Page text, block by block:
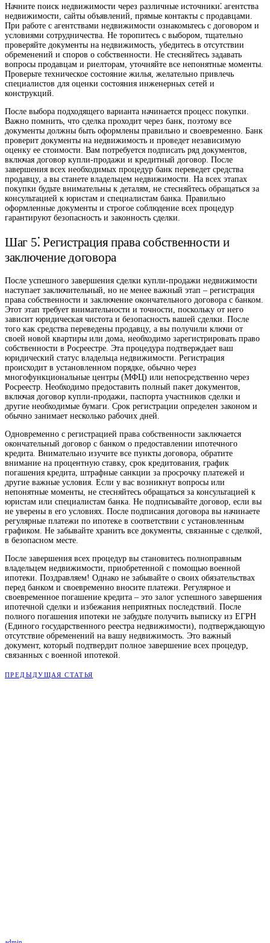
Начните поиск недвижимости через различные источники⁚ агентства
недвижимости, сайты объявлений, прямые контакты с продавцами.
При работе с агентствами недвижимости ознакомьтесь с договором и
условиями сотрудничества. Не торопитесь с выбором, тщательно
проверяйте документы на недвижимость, убедитесь в отсутствии
обременений и споров о собственности. Не стесняйтесь задавать
вопросы продавцам и риелторам, уточняйте все непонятные моменты.
Проверьте техническое состояние жилья, желательно привлечь
специалистов для оценки состояния инженерных сетей и
конструкций.
После выбора подходящего варианта начинается процесс покупки.
Важно помнить, что сделка проходит через банк, поэтому все
документы должны быть оформлены правильно и своевременно. Банк
проверит документы на недвижимость и проведет независимую
оценку ее стоимости. Вам потребуется подписать ряд документов,
включая договор купли-продажи и кредитный договор. После
завершения всех необходимых процедур банк переведет средства
продавцу, а вы станете владельцем недвижимости. На всех этапах
покупки будьте внимательны к деталям, не стесняйтесь обращаться за
консультацией к юристам и специалистам банка. Правильно
оформленные документы и строгое соблюдение всех процедур
гарантируют безопасность и законность сделки.
Шаг 5⁚ Регистрация права собственности и
заключение договора
После успешного завершения сделки купли-продажи недвижимости
наступает заключительный, но не менее важный этап – регистрация
права собственности и заключение окончательного договора с банком.
Этот этап требует внимательности и точности, поскольку от него
зависит юридическая чистота и безопасность вашей сделки. После
того как средства переведены продавцу, а вы получили ключи от
своей новой квартиры или дома, необходимо зарегистрировать право
собственности в Росреестре. Эта процедура подтверждает ваш
юридический статус владельца недвижимости. Регистрация
происходит в установленном порядке, обычно через
многофункциональные центры (МФЦ) или непосредственно через
Росреестр. Необходимо предоставить полный пакет документов,
включая договор купли-продажи, паспорта участников сделки и
другие необходимые бумаги. Срок регистрации определен законом и
обычно занимает несколько рабочих дней.
Одновременно с регистрацией права собственности заключается
окончательный договор с банком о предоставлении ипотечного
кредита. Внимательно изучите все пункты договора, обратите
внимание на процентную ставку, срок кредитования, график
погашения кредита, штрафные санкции за просрочку платежей и
другие важные условия. Если у вас возникнут вопросы или
непонятные моменты, не стесняйтесь обращаться за консультацией к
юристам или специалистам банка. Не подписывайте договор, если вы
не уверены в его условиях. После подписания договора вы начинаете
регулярные платежи по ипотеке в соответствии с установленным
графиком. Не забывайте хранить все документы, связанные с сделкой,
в безопасном месте.
После завершения всех процедур вы становитесь полноправным
владельцем недвижимости, приобретенной с помощью военной
ипотеки. Поздравляем! Однако не забывайте о своих обязательствах
перед банком и своевременно вносите платежи. Регулярное и
своевременное погашение кредита – это залог успешного завершения
ипотечной сделки и избежания неприятных последствий. После
полного погашения ипотеки не забудьте получить выписку из ЕГРН
(Единого государственного реестра недвижимости), подтверждающую
отсутствие обременений на вашу недвижимость. Это важный
документ, который подтвердит полное завершение всех процедур,
связанных с военной ипотекой.
ПРЕДЫДУЩАЯ СТАТЬЯ